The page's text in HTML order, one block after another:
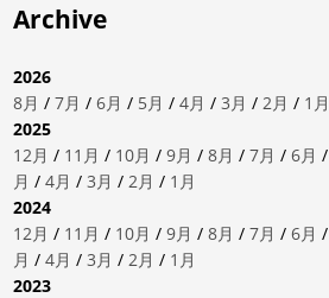
Archive
2026
8月 / 7月 / 6月 / 5月 / 4月 / 3月 / 2月 / 1月
2025
12月 / 11月 / 10月 / 9月 / 8月 / 7月 / 6月 /
月 / 4月 / 3月 / 2月 / 1月
2024
12月 / 11月 / 10月 / 9月 / 8月 / 7月 / 6月 /
月 / 4月 / 3月 / 2月 / 1月
2023